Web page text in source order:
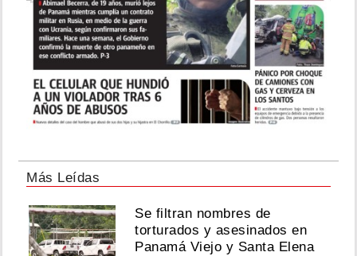
Más Leídas
Se filtran nombres de
torturados y asesinados en
Panamá Viejo y Santa Elena